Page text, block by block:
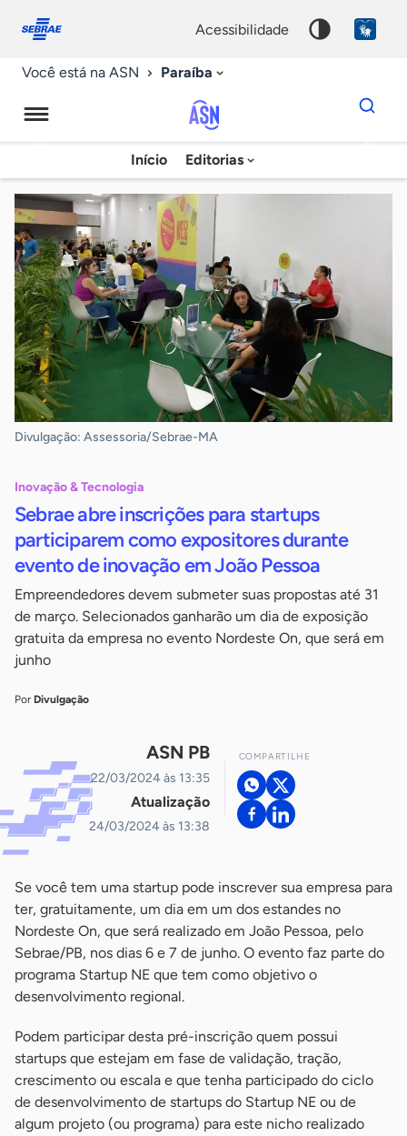
conosco
acessibilidade
Você está na ASN Paraíba
Agência
Sebrae
de
Notícias
Início Editorias
Dados
para
chave
Divulgação: Assessoria/Sebrae-MA
Inovação & Tecnologia
Sebrae abre inscrições para startups
participarem como expositores durante
evento de inovação em João Pessoa
Empreendedores devem submeter suas propostas até 31
de março. Selecionados ganharão um dia de exposição
gratuita da empresa no evento Nordeste On, que será em
junho
Por Divulgação
ASN PB
22/03/2024 às 13:35
Atualização
24/03/2024 às 13:38
COMPARTILHE
Se você tem uma startup pode inscrever sua empresa para
ter, gratuitamente, um dia em um dos estandes no
Nordeste On, que será realizado em João Pessoa, pelo
Sebrae/PB, nos dias 6 e 7 de junho. O evento faz parte do
programa Startup NE que tem como objetivo o
desenvolvimento regional.
Podem participar desta pré-inscrição quem possui
startups que estejam em fase de validação, tração,
crescimento ou escala e que tenha participado do ciclo
de desenvolvimento de startups do Startup NE ou de
algum projeto (ou programa) para este nicho realizado